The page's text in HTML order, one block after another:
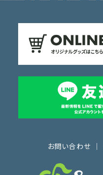
お問い合わせ